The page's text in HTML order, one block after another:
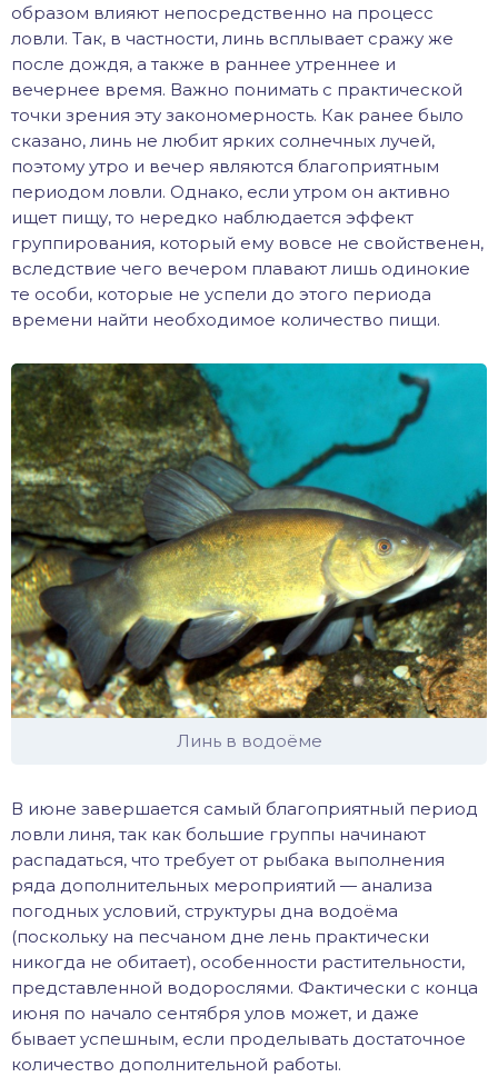
образом влияют непосредственно на процесс
ловли. Так, в частности, линь всплывает сражу же
после дождя, а также в раннее утреннее и
вечернее время. Важно понимать с практической
точки зрения эту закономерность. Как ранее было
сказано, линь не любит ярких солнечных лучей,
поэтому утро и вечер являются благоприятным
периодом ловли. Однако, если утром он активно
ищет пищу, то нередко наблюдается эффект
группирования, который ему вовсе не свойственен,
вследствие чего вечером плавают лишь одинокие
те особи, которые не успели до этого периода
времени найти необходимое количество пищи.
Линь в водоёме
В июне завершается самый благоприятный период
ловли линя, так как большие группы начинают
распадаться, что требует от рыбака выполнения
ряда дополнительных мероприятий — анализа
погодных условий, структуры дна водоёма
(поскольку на песчаном дне лень практически
никогда не обитает), особенности растительности,
представленной водорослями. Фактически с конца
июня по начало сентября улов может, и даже
бывает успешным, если проделывать достаточное
количество дополнительной работы.